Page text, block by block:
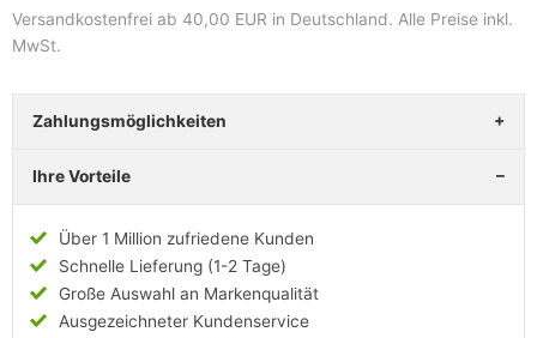
Versandkostenfrei ab 40,00 EUR in Deutschland. Alle Preise inkl.
MwSt.
Zahlungsmöglichkeiten
Ihre Vorteile
Über 1 Million zufriedene Kunden
Schnelle Lieferung (1-2 Tage)
Große Auswahl an Markenqualität
Ausgezeichneter Kundenservice